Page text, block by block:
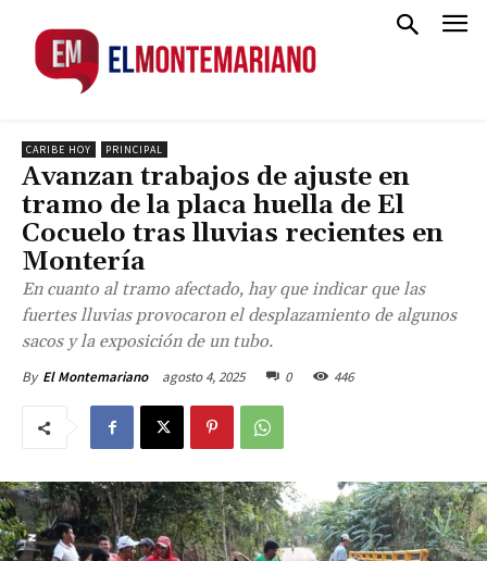
CARIBE HOY PRINCIPAL
Avanzan trabajos de ajuste en
tramo de la placa huella de El
Cocuelo tras lluvias recientes en
Montería
En cuanto al tramo afectado, hay que indicar que las
fuertes lluvias provocaron el desplazamiento de algunos
sacos y la exposición de un tubo.
By El Montemariano agosto 4, 2025 0 446